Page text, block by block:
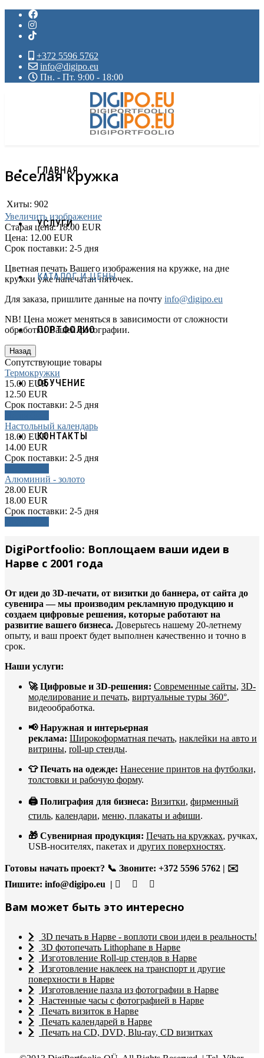
+372 5596 5762
info@digipo.eu
Пн. - Пт. 9:00 - 18:00
ГЛАВНАЯ
УСЛУГИ
КАТАЛОГ И ЦЕНЫ
ПОРТФОЛИО
ОБУЧЕНИЕ
КОНТАКТЫ
Веселая кружка
Хиты: 902
Увеличить изображение
Старая цена:18.00 EUR
Цена: 12.00 EUR
Срок поставки: 2-5 дня
Цветная печать Вашего изображения на кружке, на дне
кружки уже напечатан пяточек.
Для заказа, пришлите данные на почту info@digipo.eu
NB! Цена может меняться в зависимости от сложности
обработки Вашей фотографии.
Сопутствующие товары
Термокружки
15.00 EUR
12.50 EUR
Срок поставки: 2-5 дня
Настольный календарь
18.00 EUR
14.00 EUR
Срок поставки: 2-5 дня
Алюминий - золото
28.00 EUR
18.00 EUR
Срок поставки: 2-5 дня
DigiPortfoolio: Воплощаем ваши идеи в
Нарве с 2001 года
От идеи до 3D-печати, от визитки до баннера, от сайта до
сувенира — мы производим рекламную продукцию и
создаем цифровые решения, которые работают на
развитие вашего бизнеса. Доверьтесь нашему 20-летнему
опыту, и ваш проект будет выполнен качественно и точно в
срок.
Наши услуги:
🚀 Цифровые и 3D-решения: Современные сайты, 3D-
моделирование и печать, виртуальные туры 360°,
видеообработка.
📢 Наружная и интерьерная
реклама: Широкоформатная печать, наклейки на авто и
витрины, roll-up стенды.
👕 Печать на одежде: Нанесение принтов на футболки,
толстовки и рабочую форму.
🖨️ Полиграфия для бизнеса: Визитки, фирменный
стиль, календари, меню, плакаты и афиши.
🎁 Сувенирная продукция: Печать на кружках, ручках,
USB-носителях, пакетах и других поверхностях.
Готовы начать проект? 📞 Звоните: +372 5596 5762 | ✉️
Пишите: info@digipo.eu |
Вам может быть это интересно
3D печать в Нарве - воплоти свои идеи в реальность!
3D фотопечать Lithophane в Нарве
Изготовление Roll-up стендов в Нарве
Изготовление наклеек на транспорт и другие
поверхности в Нарве
Изготовление пазла из фотографии в Нарве
Настенные часы с фотографией в Нарве
Печать визиток в Нарве
Печать календарей в Нарве
Печать на CD, DVD, Blu-ray, CD визитках